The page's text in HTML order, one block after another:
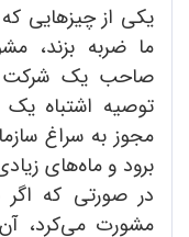
یکی از چیزهایی
ما ضربه بزند،
صاحب یک شرکت
توصیه اشتباه
مجوز به سراغ
برود و ماه‌های
در صورتی که
مشورت می‌کرد،